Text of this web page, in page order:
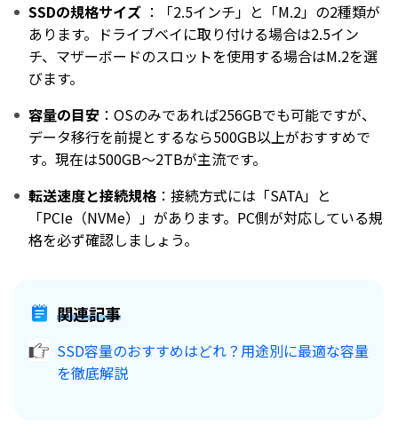
SSDの規格サイズ ：「2.5インチ」と「M.2」の2種類が
あります。ドライブベイに取り付ける場合は2.5イン
チ、マザーボードのスロットを使用する場合はM.2を選
びます。
容量の目安 ：OSのみであれば256GBでも可能ですが、
データ移行を前提とするなら500GB以上がおすすめで
す。現在は500GB～2TBが主流です。
転送速度と接続規格 ：接続方式には「SATA」と
「PCIe（NVMe）」があります。PC側が対応している規
格を必ず確認しましょう。
関連記事
SSD容量のおすすめはどれ？用途別に最適な容量
を徹底解説